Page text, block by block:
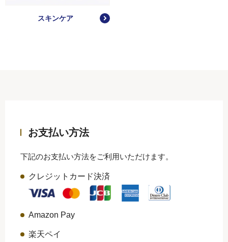
スキンケア
お支払い方法
下記のお支払い方法をご利用いただけます。
クレジットカード決済
Amazon Pay
楽天ペイ